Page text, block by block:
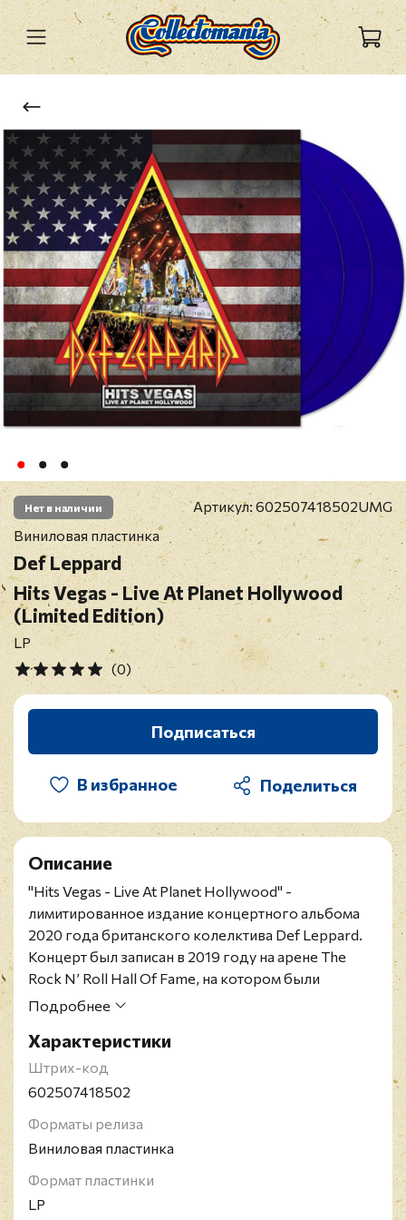
Нет в наличии Артикул: 602507418502UMG
Виниловая пластинка
Def Leppard
Hits Vegas - Live At Planet Hollywood
(Limited Edition)
LP
(0)
Подписаться
В избранное
Описание
"Hits Vegas - Live At Planet Hollywood" -
лимитированное издание концертного альбома
2020 года британского колелктива Def Leppard.
Концерт был записан в 2019 году на арене The
Rock N’ Roll Hall Of Fame, на котором были
исполнены как раритетные хиты такие как "Too
"Promises", так и редко исполняемые - "Let Me Be
The One", "We Belong", "Have You Ever Needed
Someone So Bad", и "Two Steps Behind".
Def Leppard - британская рок-группа из
Шеффилда, Йоркшир, Англия; образована в 1977
году. Их стилевая манера с годами претерпела
ряд изменений, двигаясь от хард-рока к глэм-
Подробнее
Характеристики
Штрих-код
602507418502
Форматы релиза
Виниловая пластинка
Формат пластинки
LP